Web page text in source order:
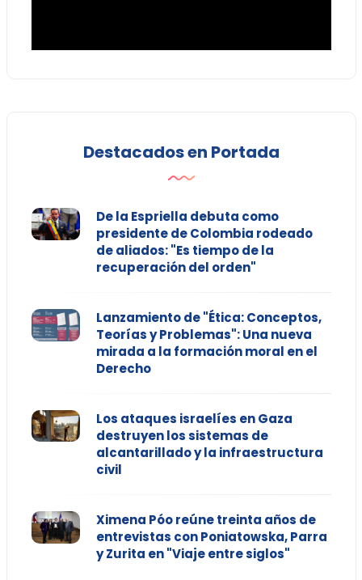
Destacados en Portada
De la Espriella debuta como
presidente de Colombia rodeado
de aliados: "Es tiempo de la
recuperación del orden"
Lanzamiento de "Ética: Conceptos,
Teorías y Problemas": Una nueva
mirada a la formación moral en el
Derecho
Los ataques israelíes en Gaza
destruyen los sistemas de
alcantarillado y la infraestructura
civil
Ximena Póo reúne treinta años de
entrevistas con Poniatowska, Parra
y Zurita en "Viaje entre siglos"